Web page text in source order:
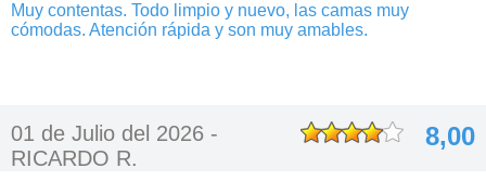
Muy contentas. Todo limpio y nuevo, las camas muy
cómodas. Atención rápida y son muy amables.
01 de Julio del 2026 -
RICARDO R.
8,00